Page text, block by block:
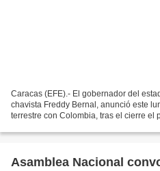
Caracas (EFE).- El gobernador del
chavista Freddy Bernal, anunció este
terrestre con Colombia, tras el cierre el
Asamblea Nacional